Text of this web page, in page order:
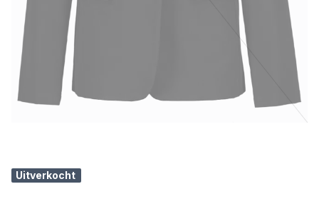
Uitverkocht